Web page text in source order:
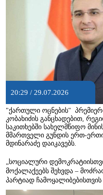
20:29 / 29.07.2026
"ქართული ოცნების"
კობახიძის განცხადებით,
საკითხებში სახელმწიფო
მმართველი გუნდის ერთ-
მდინარაძე დაიკავებს.
„სოციალური
მოქალაქეებს შეხვდა –
პარტიად ჩამოყალიბებისთვის